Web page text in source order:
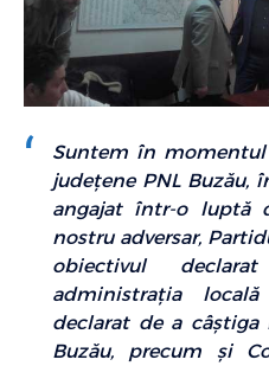
Suntem în
judeţene PNL Buzău,
angajat într-o luptă
nostru adversar,
obiectivul
administraţia
declarat de a
Buzău, precum şi